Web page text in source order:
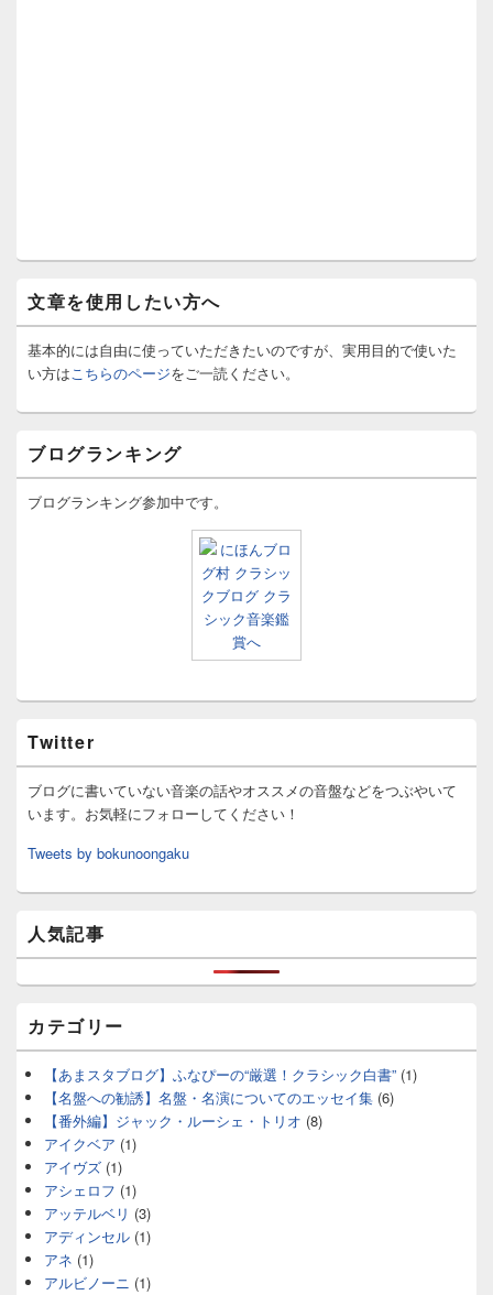
文章を使用したい方へ
基本的には自由に使っていただきたいのですが、実用目的で使いた
い方はこちらのページをご一読ください。
ブログランキング
ブログランキング参加中です。
Twitter
ブログに書いていない音楽の話やオススメの音盤などをつぶやいて
います。お気軽にフォローしてください！
Tweets by bokunoongaku
人気記事
カテゴリー
【あまスタブログ】ふなぴーの“厳選！クラシック白書” (1)
【名盤への勧誘】名盤・名演についてのエッセイ集 (6)
【番外編】ジャック・ルーシェ・トリオ (8)
アイクベア (1)
アイヴズ (1)
アシェロフ (1)
アッテルベリ (3)
アディンセル (1)
アネ (1)
アルビノーニ (1)